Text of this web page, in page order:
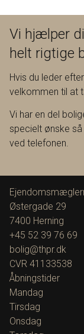
Vi hjælper
helt rigtige
Hvis du leder
velkommen til at
Vi har en del
specielt ønske
ved telefonen.
Østergade 29
7400 Herning
+45 52 39 76 69
bolig@thpr.dk
CVR 41133538
Åbningstider
Mandag
Tirsdag
Onsdag